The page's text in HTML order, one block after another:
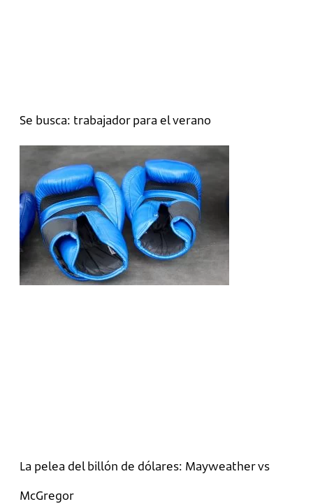
Se busca: trabajador para el verano
La pelea del billón de dólares: Mayweather vs
McGregor